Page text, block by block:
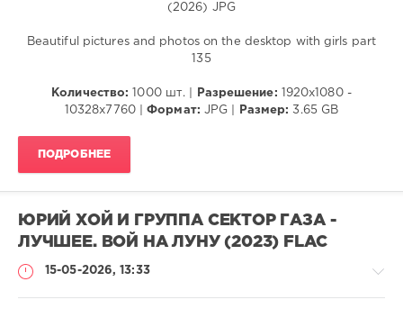
(Wallpaper)
Girls ,
Photos,
Pictures
Beautiful pictures and photos on the desktop with girls part
135
Количество: 1000 шт. | Разрешение: 1920x1080 -
10328x7760 |Формат: JPG | Размер: 3.65 GB
ПОДРОБНЕЕ
ЮРИЙ ХОЙ И ГРУППА СЕКТОР ГАЗА -
ЛУЧШЕЕ. ВОЙ НА ЛУНУ (2023) FLAC
15-05-2026, 13:33